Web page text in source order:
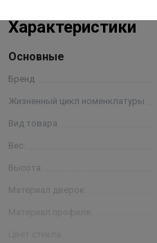
Характеристики
Основные
Бренд
Жизненный цикл номенклатуры
Вид товара
Вес:
Высота:
Материал дверок:
Материал профиля: